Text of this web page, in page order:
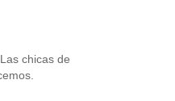
chicas de